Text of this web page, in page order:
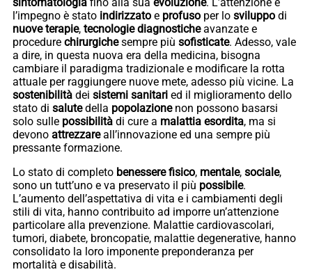
l’impegno è stato indirizzato e profuso per lo sviluppo di
nuove terapie, tecnologie diagnosticheavanzate e
procedure chirurgichesempre più sofisticate. Adesso, vale
a dire, in questa nuova era della medicina, bisogna
cambiare il paradigma tradizionale e modificare la rotta
attuale per raggiungere nuove mete, adesso più vicine. La
sostenibilità dei sistemi sanitari ed il miglioramento dello
stato di salutedella popolazionenon possono basarsi
solo sulle possibilità di cure a malattia esordita, ma si
devono attrezzareall’innovazione ed una sempre più
pressante formazione.
Lo stato di completo benessere fisico, mentale, sociale,
sono un tutt’uno e va preservato il più possibile.
L’aumento dell’aspettativa di vita e i cambiamenti degli
stili di vita, hanno contribuito ad imporre un’attenzione
particolare alla prevenzione. Malattie cardiovascolari,
tumori, diabete, broncopatie, malattie degenerative, hanno
consolidato la loro imponente preponderanza per
mortalità e disabilità.